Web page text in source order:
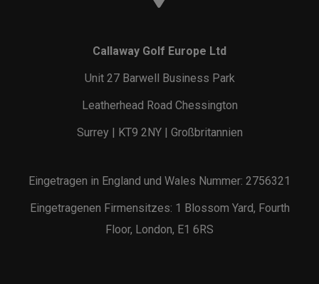
Callaway Golf Europe Ltd
Unit 27 Barwell Business Park
Leatherhead Road Chessington
Surrey | KT9 2NY | Großbritannien
Eingetragen in England und Wales Nummer: 2756321
Eingetragenen Firmensitzes: 1 Blossom Yard, Fourth
Floor, London, E1 6RS